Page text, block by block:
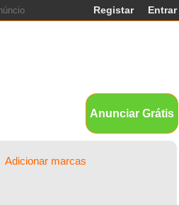
Entrar
Registar
Anunciar Grátis
Adicionar marcas